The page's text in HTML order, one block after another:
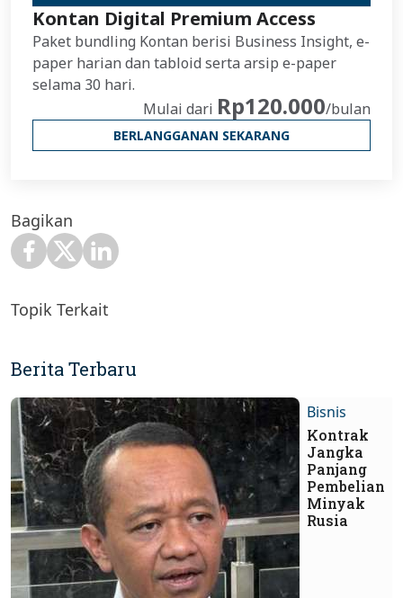
Kontan Digital Premium Access
Paket bundling Kontan berisi Business Insight, e-
paper harian dan tabloid serta arsip e-paper
selama 30 hari.
Mulai dari Rp120.000/bulan
BERLANGGANAN SEKARANG
Bagikan
Topik Terkait
Berita Terbaru
Bisnis
Kontrak
Jangka
Panjang
Pembelian
Minyak
Rusia